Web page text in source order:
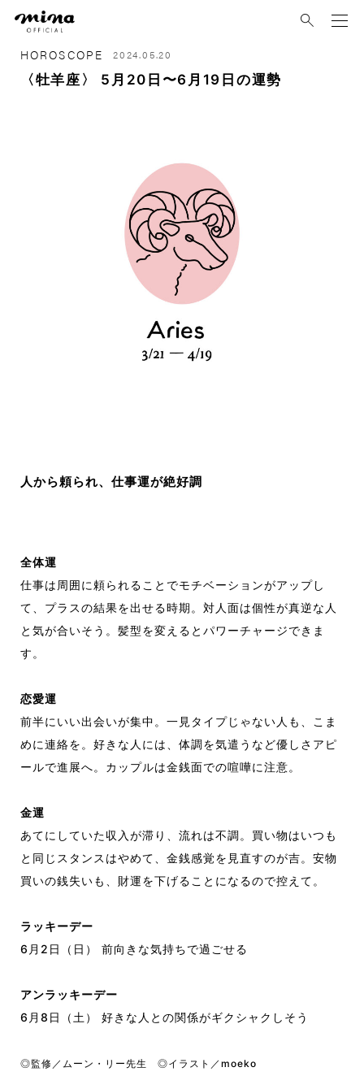
HOROSCOPE 2024.05.20
〈牡羊座〉 5月20日〜6月19日の運勢
人から頼られ、仕事運が絶好調
全体運
仕事は周囲に頼られることでモチベーションがアップし
て、プラスの結果を出せる時期。対人面は個性が真逆な人
と気が合いそう。髪型を変えるとパワーチャージできま
す。
恋愛運
前半にいい出会いが集中。一見タイプじゃない人も、こま
めに連絡を。好きな人には、体調を気遣うなど優しさアピ
ールで進展へ。カップルは金銭面での喧嘩に注意。
金運
あてにしていた収入が滞り、流れは不調。買い物はいつも
と同じスタンスはやめて、金銭感覚を見直すのが吉。安物
買いの銭失いも、財運を下げることになるので控えて。
ラッキーデー
6月2日（日） 前向きな気持ちで過ごせる
アンラッキーデー
6月8日（土） 好きな人との関係がギクシャクしそう
◎監修／ムーン・リー先生 ◎イラスト／moeko